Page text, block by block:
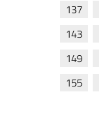
137
143
149
155